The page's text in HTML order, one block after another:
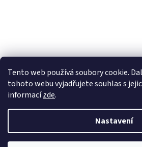
Tento web používá soubory cookie.
tohoto webu vyjadřujete souhlas s
informacízde.
Nastavení
Vytvořil